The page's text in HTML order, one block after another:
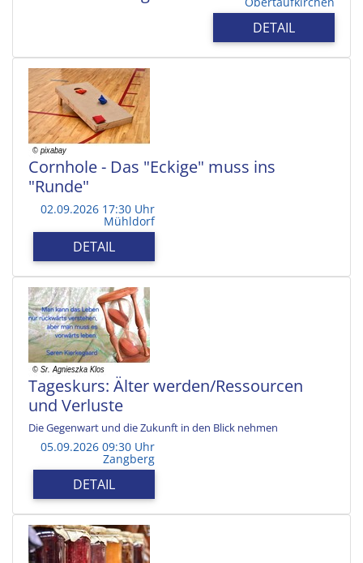
DETAIL
Cornhole - Das "Eckige" muss ins
"Runde"
02.09.2026 17:30 Uhr
Mühldorf
DETAIL
Tageskurs: Älter werden/Ressourcen
und Verluste
Die Gegenwart und die Zukunft in den Blick nehmen
05.09.2026 09:30 Uhr
Zangberg
DETAIL